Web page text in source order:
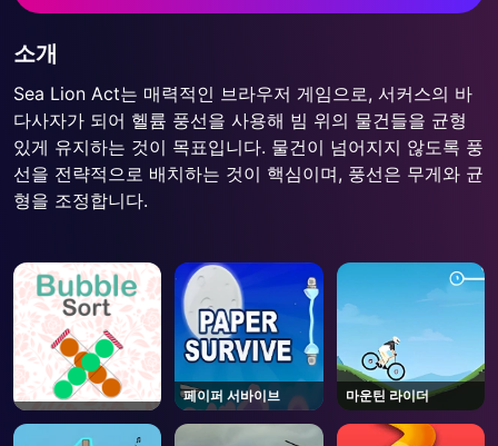
소개
Sea Lion Act는 매력적인 브라우저 게임으로, 서커스의 바
다사자가 되어 헬륨 풍선을 사용해 빔 위의 물건들을 균형
있게 유지하는 것이 목표입니다. 물건이 넘어지지 않도록 풍
선을 전략적으로 배치하는 것이 핵심이며, 풍선은 무게와 균
형을 조정합니다.
페이퍼 서바이브 마운틴 라이더